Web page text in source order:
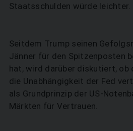
Staatsschulden würde leichter.
Seitdem Trump seinen
Jänner für den Spitzenposten
hat, wird darüber diskutiert, ob
die Unabhängigkeit der Fed
als Grundprinzip der US-
Märkten für Vertrauen.